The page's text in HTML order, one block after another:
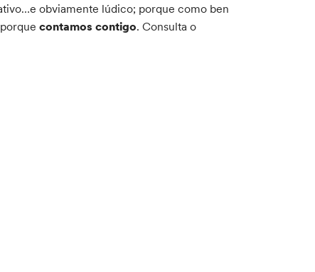
obviamente lúdico; porque como ben
porquecontamos contigo. Consulta o